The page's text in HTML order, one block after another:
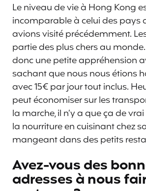
Le niveau de vie à Hong Kong
incomparable à celui des pays
avions visité précédemment.
partie des plus chers au
donc une petite appréhension
sachant que nous nous étions
avec 15€ par jour tout inclus.
peut économiser sur les
la marche, il n’y a que ça de
la nourriture en cuisinant chez
mangeant dans des petits
Avez-vous des
adresses à nous